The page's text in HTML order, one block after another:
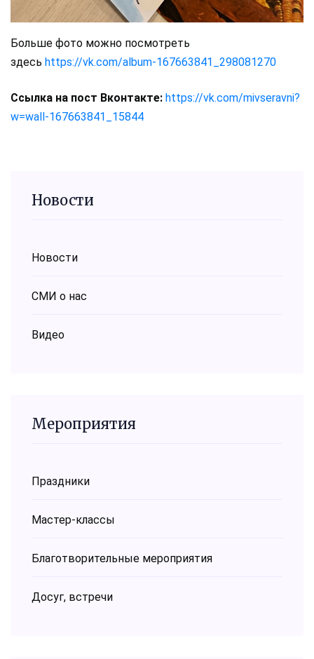
Больше фото можно посмотреть
здесь https://vk.com/album-167663841_298081270
Ссылка на пост Вконтакте: https://vk.com/mivseravni?
w=wall-167663841_15844
Новости
Новости
СМИ о нас
Видео
Мероприятия
Праздники
Мастер-классы
Благотворительные мероприятия
Досуг, встречи